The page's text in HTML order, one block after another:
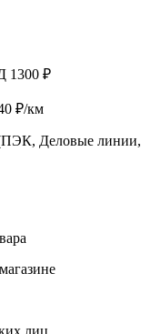
1300 ₽
₽/км
(ПЭК, Деловые линии,
лиц,